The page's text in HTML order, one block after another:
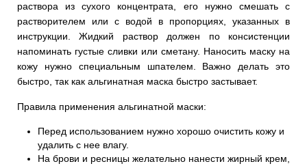
раствора из сухого концентрата, его нужно смешать с
растворителем или с водой в пропорциях, указанных в
инструкции. Жидкий раствор должен по консистенции
напоминать густые сливки или сметану. Наносить маску на
кожу нужно специальным шпателем. Важно делать это
быстро, так как альгинатная маска быстро застывает.
Правила применения альгинатной маски:
Перед использованием нужно хорошо очистить кожу и
удалить с нее влагу.
На брови и ресницы желательно нанести жирный крем,